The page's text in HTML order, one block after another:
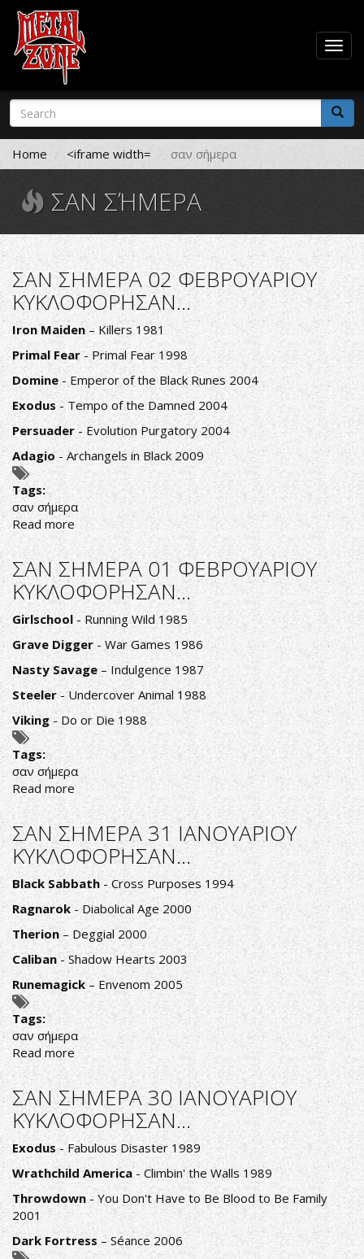
Skip
main
content
Search
form
Search
Home <iframe width= σαν σήμερα
ΣΑΝ ΣΉΜΕΡΑ
ΣΑΝ ΣΗΜΕΡΑ 02 ΦΕΒΡΟΥΑΡΙΟΥ
ΚΥΚΛΟΦΟΡΗΣΑΝ...
Iron Maiden– Killers 1981
Primal Fear- Primal Fear 1998
Domine- Emperor of the Black Runes 2004
Exodus- Tempo of the Damned 2004
Persuader- Evolution Purgatory 2004
Adagio- Archangels in Black 2009
Tags:
σαν σήμερα
Read more about
ΣΑΝ
ΣΗΜΕΡΑ
02
ΦΕΒΡΟΥΑΡΙΟΥ
ΚΥΚΛΟΦΟΡΗΣΑΝ...
ΣΑΝ ΣΗΜΕΡΑ 01 ΦΕΒΡΟΥΑΡΙΟΥ
ΚΥΚΛΟΦΟΡΗΣΑΝ...
Girlschool- Running Wild 1985
Grave Digger - War Games 1986
Nasty Savage – Indulgence 1987
Steeler- Undercover Animal 1988
Viking- Do or Die 1988
Tags:
σαν σήμερα
Read more about
ΣΑΝ
ΣΗΜΕΡΑ
01
ΦΕΒΡΟΥΑΡΙΟΥ
ΚΥΚΛΟΦΟΡΗΣΑΝ...
ΣΑΝ ΣΗΜΕΡΑ 31 ΙΑΝΟΥΑΡΙΟΥ
ΚΥΚΛΟΦΟΡΗΣΑΝ...
Black Sabbath - Cross Purposes 1994
Ragnarok - Diabolical Age 2000
Therion– Deggial 2000
Caliban- Shadow Hearts 2003
Runemagick– Envenom 2005
Tags:
σαν σήμερα
Read more about
ΣΑΝ
ΣΗΜΕΡΑ
31
ΙΑΝΟΥΑΡΙΟΥ
ΚΥΚΛΟΦΟΡΗΣΑΝ...
ΣΑΝ ΣΗΜΕΡΑ 30 ΙΑΝΟΥΑΡΙΟΥ
ΚΥΚΛΟΦΟΡΗΣΑΝ...
Exodus - Fabulous Disaster 1989
Wrathchild America- Climbin' the Walls 1989
Throwdown- You Don't Have to Be Blood to Be Family
2001
Dark Fortress – Séance 2006